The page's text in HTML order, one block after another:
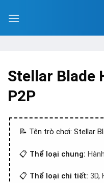
Stellar Blade
P2P
📝 Tên trò chơi: Stellar
📋 Thể loại chung:
📋 Thể loại chi tiết: 3D,